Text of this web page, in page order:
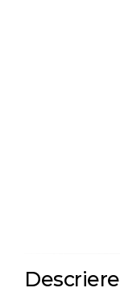
Descriere